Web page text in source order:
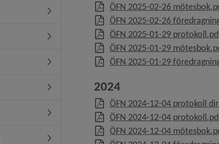
Undermeny för E-tjänster, självservice
Undermeny för Service och kvalitetsarbete
Undermeny för Mänskliga rättigheter
Undermeny för Projektfinansiering
Undermeny för Internationellt arbete
Undermeny för Press- och informationsmaterial
ÖFN 2025-02-26
ÖFN 2025-02-26
ÖFN 2025-01-29
ÖFN 2025-01-29
ÖFN 2025-01-29
2024
ÖFN 2024-12-04 protokoll
ÖFN 2024-12-04
ÖFN 2024-12-04